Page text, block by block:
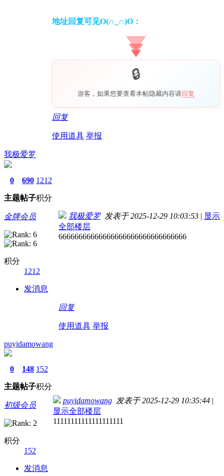
地址回复可见O(∩_∩)O：
游客，如果您要查看本帖隐藏内容请回复
回复
使用道具 举报
我极爱罗
0
主题
690
帖子
1212
积分
金牌会员
积分
1212
发消息
我极爱罗发表于 2025-12-29 10:03:53 | 显示
全部楼层
66666666666666666666666666666666
回复
使用道具 举报
puyidamowang
0
主题
148
帖子
152
积分
初级会员
积分
152
发消息
puyidamowang 发表于 2025-12-29 10:35:44 |
显示全部楼层
11111111111111111111